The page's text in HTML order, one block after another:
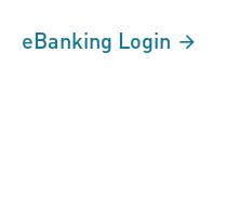
eBanking Login